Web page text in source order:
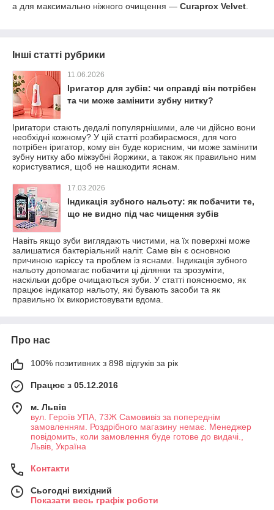
а для максимально ніжного очищення — Curaprox Velvet
Інші статті рубрики
11.06.2026
Іригатор для зубів: чи справді він потрібен
та чи може замінити зубну нитку?
Іригатори стають дедалі популярнішими, але чи дійсно вони
необхідні кожному? У цій статті розбираємося, для чого
потрібен іригатор, кому він буде корисним, чи може замінити
зубну нитку або міжзубні йоржики, а також як правильно ним
користуватися, щоб не нашкодити яснам.
17.03.2026
Індикація зубного нальоту: як побачити те,
що не видно під час чищення зубів
Навіть якщо зуби виглядають чистими, на їх поверхні може
залишатися бактеріальний наліт. Саме він є основною
причиною карієсу та проблем із яснами. Індикація зубного
нальоту допомагає побачити ці ділянки та зрозуміти,
наскільки добре очищаються зуби. У статті пояснюємо, як
працює індикатор нальоту, які бувають засоби та як
правильно їх використовувати вдома.
Про нас
100% позитивних з 898 відгуків за рік
Працює з 05.12.2016
м. Львів
вул. Героїв УПА, 73Ж Самовивіз за попереднім
замовленням. Роздрібного магазину немає. Менеджер
повідомить, коли замовлення буде готове до видачі.,
Львів, Україна
Контакти
Сьогодні вихідний
Показати весь графік роботи